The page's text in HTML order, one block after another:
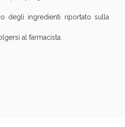
degli ingredienti riportato sulla
al farmacista.
offerte di Oggi